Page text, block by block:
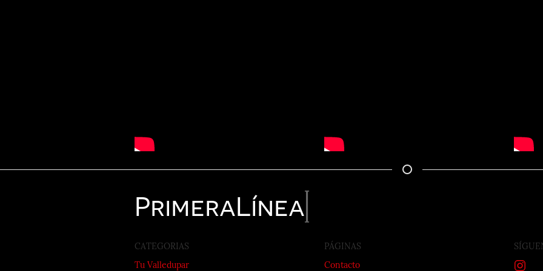
PrimeraLínea
CATEGORIAS
Tu Valledupar
PÁGINAS
Contacto